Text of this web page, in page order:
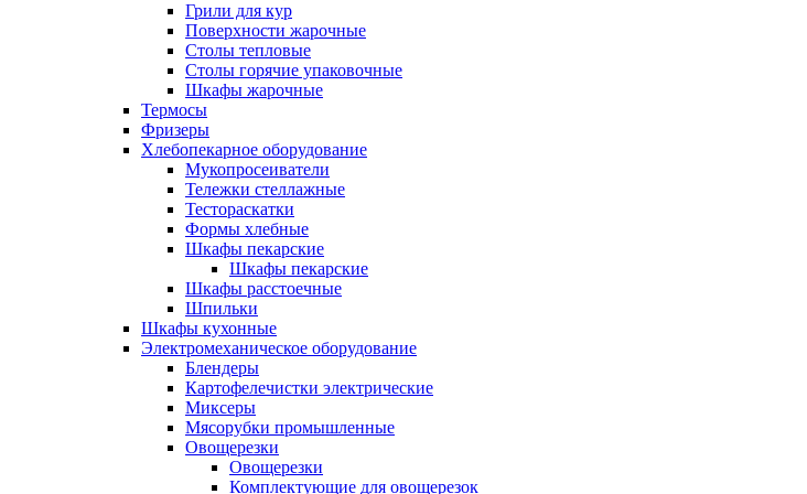
Грили для кур
Поверхности жарочные
Столы тепловые
Столы горячие упаковочные
Шкафы жарочные
Термосы
Фризеры
Хлебопекарное оборудование
Мукопросеиватели
Тележки стеллажные
Тестораскатки
Формы хлебные
Шкафы пекарские
Шкафы пекарские
Шкафы расстоечные
Шпильки
Шкафы кухонные
Электромеханическое оборудование
Блендеры
Картофелечистки электрические
Миксеры
Мясорубки промышленные
Овощерезки
Овощерезки
Комплектующие для овощерезок